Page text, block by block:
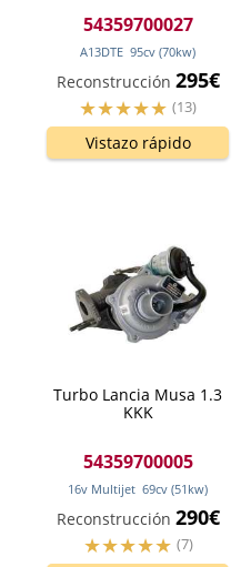
54359700027
A13DTE 95cv (70kw)
Reconstrucción 295€
(13)
Vistazo rápido
Turbo Lancia Musa 1.3
KKK
54359700005
16v Multijet 69cv (51 kw)
Reconstrucción 290€
(7)